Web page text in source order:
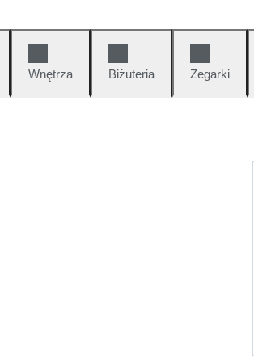
Wnętrza Biżuteria Zegarki